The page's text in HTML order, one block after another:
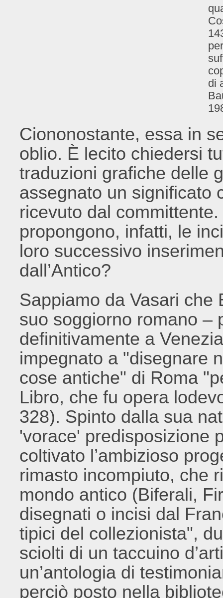
di
Ciononostante, essa in
oblio. È lecito chiedersi
traduzioni grafiche delle
assegnato un significato
ricevuto dal
propongono, infatti, le
loro successivo
dall’Antico?
Sappiamo da Vasari che
suo soggiorno romano –
definitivamente a
impegnato a "disegnare
cose antiche" di Roma
Libro, che fu opera
328). Spinto dalla sua
'vorace' predisposizione
coltivato l’ambizioso
rimasto incompiuto, che
mondo antico (Biferali,
disegnati o incisi dal
tipici del collezionista",
sciolti di un taccuino
un’antologia di
perciò posto nella